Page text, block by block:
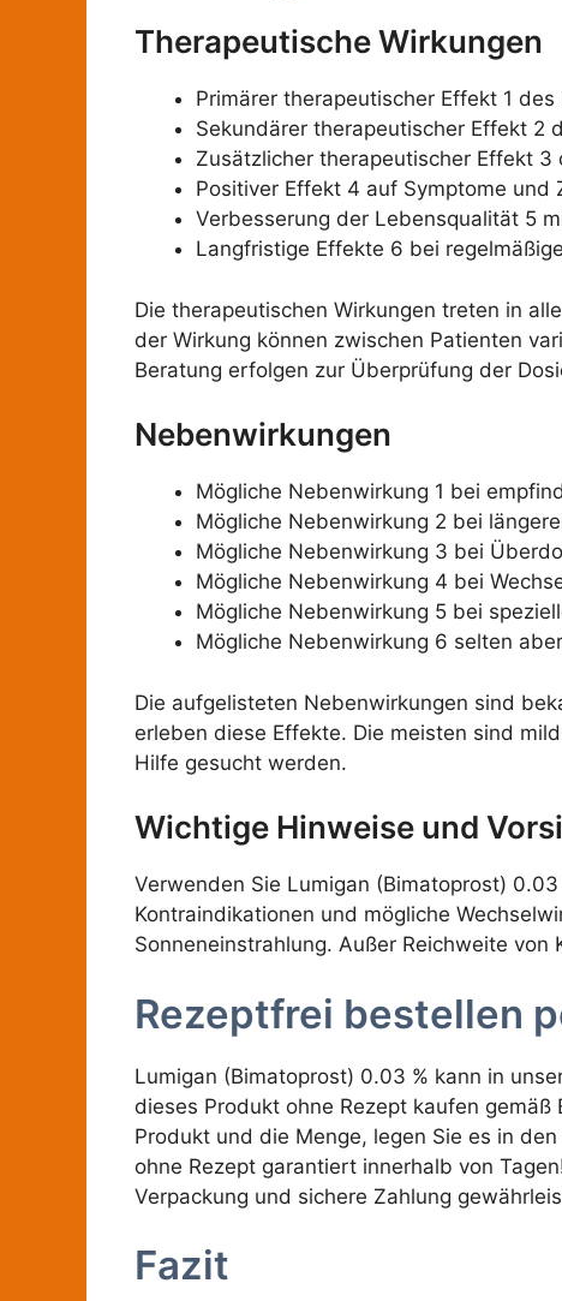
Therapeutische Wirkungen
Primärer therapeutischer Effekt 1
Sekundärer therapeutischer Effekt 2
Zusätzlicher therapeutischer Effekt
Positiver Effekt 4 auf Symptome und
Verbesserung der Lebensqualität 5
Langfristige Effekte 6 bei
Die therapeutischen Wirkungen treten in
der Wirkung können zwischen Patienten
Beratung erfolgen zur Überprüfung der
Nebenwirkungen
Mögliche Nebenwirkung 1 bei
Mögliche Nebenwirkung 2 bei
Mögliche Nebenwirkung 3 bei
Mögliche Nebenwirkung 4 bei
Mögliche Nebenwirkung 5 bei
Mögliche Nebenwirkung 6 selten
Die aufgelisteten Nebenwirkungen sind
erleben diese Effekte. Die meisten sind
Hilfe gesucht werden.
Wichtige Hinweise und
Verwenden Sie Lumigan (Bimatoprost)
Kontraindikationen und mögliche
Sonneneinstrahlung. Außer Reichweite
Rezeptfrei bestellen
Lumigan (Bimatoprost) 0.03 % kann in
dieses Produkt ohne Rezept kaufen
Produkt und die Menge, legen Sie es in
ohne Rezept garantiert innerhalb von
Verpackung und sichere Zahlung
Fazit